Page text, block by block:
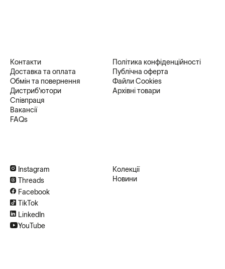
Instagram
Threads
Facebook
TikTok
LinkedIn
YouTube
Контакти
Доставка та оплата
Обмін та повернення
Дистриб'ютори
Співпраця
Вакансії
FAQs
Політика конфіденційності
Публічна оферта
Файли Cookies
Архівні товари
Колекції
Новини